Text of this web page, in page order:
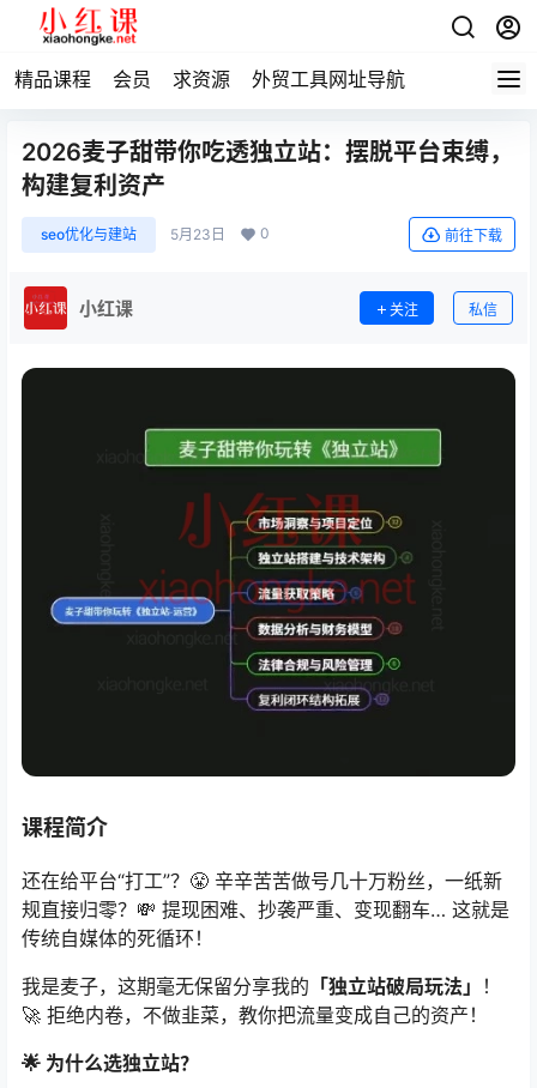
精品课程 会员 求资源 外贸工具网址导航
2026麦子甜带你吃透独立站：摆脱平台束缚，
构建复利资产
seo优化与建站 5月23日 0 前往下载
小红课 关注 私信
课程简介
还在给平台“打工”？😤 辛辛苦苦做号几十万粉丝，一纸新
规直接归零？💸 提现困难、抄袭严重、变现翻车… 这就是
传统自媒体的死循环！
我是麦子，这期毫无保留分享我的 「独立站破局玩法」
！
🚀 拒绝内卷，不做韭菜，教你把流量变成自己的资产！
🌟 为什么选独立站？